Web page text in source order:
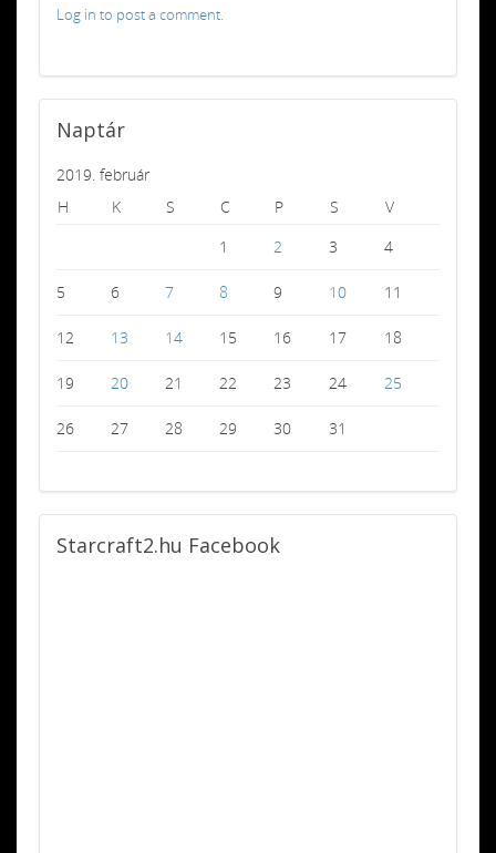
Log in to post a comment.
Naptár
2019. február
H
K S C P S
V
1
2 3 4
5 6 7 8 9 10 11
12 13 14 15 16 17 18
19 20 21 22 23 24 25
26 27 28 29 30 31
Starcraft2.hu Facebook